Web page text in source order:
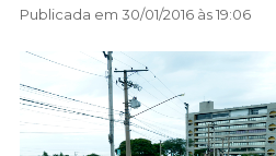
Publicada em 30/01/2016 às 19:06